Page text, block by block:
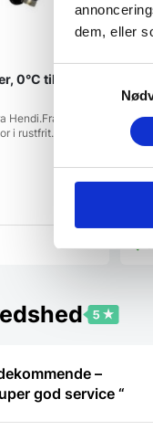
dem, eller
Samtykkevalg
0°C til
Hendi.Fra 0°C til
i rustfrit…
–
hjælpsom – super god service “